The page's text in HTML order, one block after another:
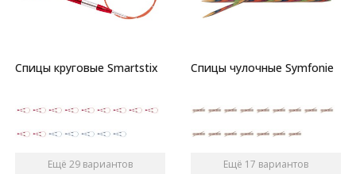
Спицы круговые Smartstix
Ещё 29 вариантов
Спицы чулочные Symfonie
Ещё 17 вариантов